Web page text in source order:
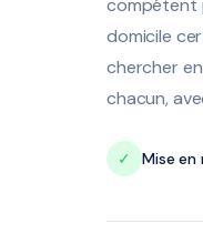
compétent
domicile
chercher
chacun,
✓ Mise